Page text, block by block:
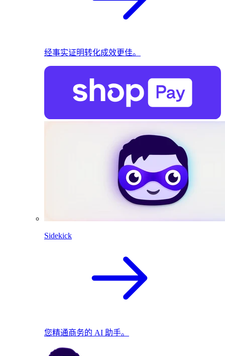
经事实证明转化成效更佳。
Sidekick
您精通商务的 AI 助手。